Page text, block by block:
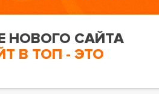
НОВОГО САЙТА
В ТОП - ЭТО